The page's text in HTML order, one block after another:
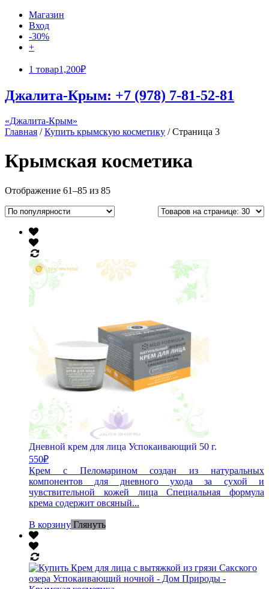
Магазин
Вход
-30%
+
1 товар1,200₽
Джалита-Крым: +7 (978) 7-81-52-81
«Джалита-Крым»
Главная /Купить крымскую косметику / Страница 3
Крымская косметика
Отображение 61–85 из 85
Дневной крем для лица Успокаивающий 50 г.
550₽
Крем с Пеломарином создан из натуральных
компонентов для дневного ухода за сухой и
чувствительной кожей лица Специальная формула
крема содержит овсяный...
В корзину Глянуть